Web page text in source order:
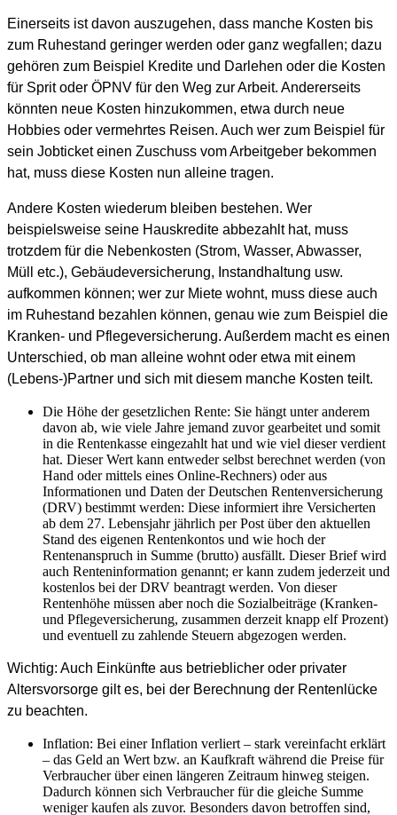
Einerseits ist davon auszugehen, dass manche Kosten bis
zum Ruhestand geringer werden oder ganz wegfallen; dazu
gehören zum Beispiel Kredite und Darlehen oder die Kosten
für Sprit oder ÖPNV für den Weg zur Arbeit. Andererseits
könnten neue Kosten hinzukommen, etwa durch neue
Hobbies oder vermehrtes Reisen. Auch wer zum Beispiel für
sein Jobticket einen Zuschuss vom Arbeitgeber bekommen
hat, muss diese Kosten nun alleine tragen.
Andere Kosten wiederum bleiben bestehen. Wer
beispielsweise seine Hauskredite abbezahlt hat, muss
trotzdem für die Nebenkosten (Strom, Wasser, Abwasser,
Müll etc.), Gebäudeversicherung, Instandhaltung usw.
aufkommen können; wer zur Miete wohnt, muss diese auch
im Ruhestand bezahlen können, genau wie zum Beispiel die
Kranken- und Pflegeversicherung. Außerdem macht es einen
Unterschied, ob man alleine wohnt oder etwa mit einem
(Lebens-)Partner und sich mit diesem manche Kosten teilt.
Die Höhe der gesetzlichen Rente: Sie hängt unter anderem
davon ab, wie viele Jahre jemand zuvor gearbeitet und somit
in die Rentenkasse eingezahlt hat und wie viel dieser verdient
hat. Dieser Wert kann entweder selbst berechnet werden (von
Hand oder mittels eines Online-Rechners) oder aus
Informationen und Daten der Deutschen Rentenversicherung
(DRV) bestimmt werden: Diese informiert ihre Versicherten
ab dem 27. Lebensjahr jährlich per Post über den aktuellen
Stand des eigenen Rentenkontos und wie hoch der
Rentenanspruch in Summe (brutto) ausfällt. Dieser Brief wird
auch Renteninformation genannt; er kann zudem jederzeit und
kostenlos bei der DRV beantragt werden. Von dieser
Rentenhöhe müssen aber noch die Sozialbeiträge (Kranken-
und Pflegeversicherung, zusammen derzeit knapp elf Prozent)
und eventuell zu zahlende Steuern abgezogen werden.
Wichtig: Auch Einkünfte aus betrieblicher oder privater
Altersvorsorge gilt es, bei der Berechnung der Rentenlücke
zu beachten.
Inflation: Bei einer Inflation verliert – stark vereinfacht erklärt
– das Geld an Wert bzw. an Kaufkraft während die Preise für
Verbraucher über einen längeren Zeitraum hinweg steigen.
Dadurch können sich Verbraucher für die gleiche Summe
weniger kaufen als zuvor. Besonders davon betroffen sind,